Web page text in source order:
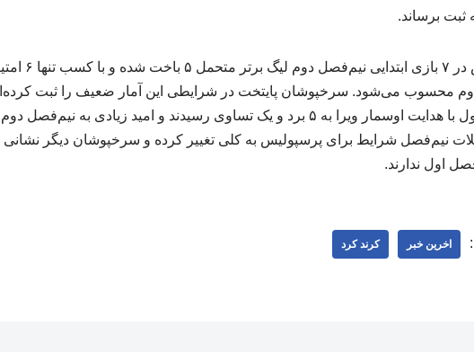
ثبت برساند.
نیم‌فصل اول با هدایت اوسمار ویرا به ۵ برد و یک تساوی رسیدند و امید زیادی
نیم‌فصل شرایط برای پرسپولیس به کلی تغییر کرده و سرخپوشان دیگر
اول ندارند.
اخرین خبر کرند کرد